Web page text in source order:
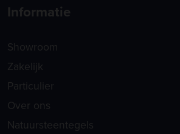
Informatie
Showroom
Zakelijk
Particulier
Over ons
Natuursteentegels